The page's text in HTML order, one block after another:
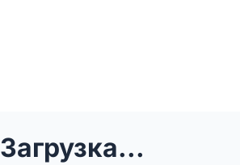
Загрузка...